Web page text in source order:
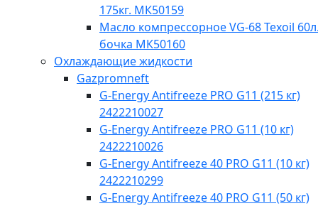
175кг. МК50159
Масло компрессорное VG-68 Texoil
бочка МК50160
Охлаждающие жидкости
Gazpromneft
G-Energy Antifreeze PRO G11 (215 кг)
2422210027
G-Energy Antifreeze PRO G11 (10 кг)
2422210026
G-Energy Antifreeze 40 PRO G11 (10 кг)
2422210299
G-Energy Antifreeze 40 PRO G11 (50 кг)